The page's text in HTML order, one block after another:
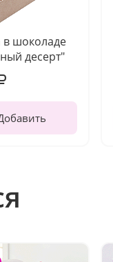
в шоколаде
десерт"